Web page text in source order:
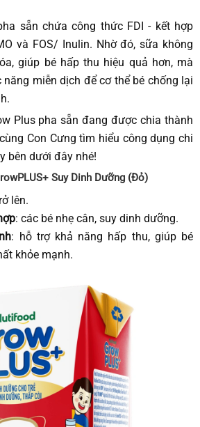
sẵn chứa công thức FDI - kết hợp
và FOS/ Inulin. Nhờ đó, sữa không
giúp bé hấp thu hiệu quả hơn, mà
miễn dịch để cơ thể bé chống lại
Plus pha sẵn đang được chia thành
Con Cưng tìm hiểu công dụng chi
bên dưới đây nhé!
Suy Dinh Dưỡng (Đỏ)
lên.
: các bé nhẹ cân, suy dinh dưỡng.
: hỗ trợ khả năng hấp thu, giúp bé
khỏe mạnh.